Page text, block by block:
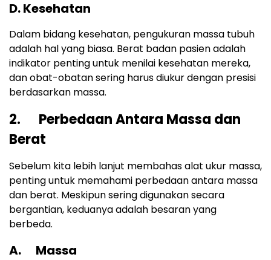
D. Kesehatan
Dalam bidang kesehatan, pengukuran massa tubuh
adalah hal yang biasa. Berat badan pasien adalah
indikator penting untuk menilai kesehatan mereka,
dan obat-obatan sering harus diukur dengan presisi
berdasarkan massa.
2. Perbedaan Antara Massa dan
Berat
Sebelum kita lebih lanjut membahas alat ukur massa,
penting untuk memahami perbedaan antara massa
dan berat. Meskipun sering digunakan secara
bergantian, keduanya adalah besaran yang
berbeda.
A. Massa